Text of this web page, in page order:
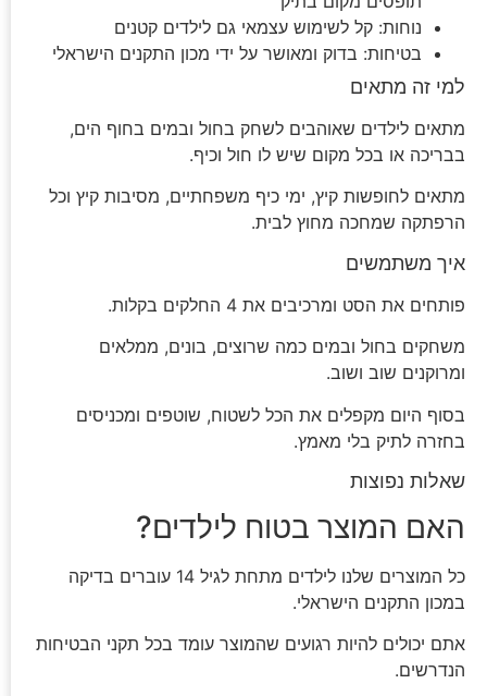
נוחות: קל לשימוש עצמאי גם לילדים קטנים
בטיחות: בדוק ומאושר על ידי מכון התקנים הישראלי
למי זה מתאים
מתאים לילדים שאוהבים לשחק בחול ובמים בחוף הים,
בבריכה או בכל מקום שיש לו חול וכיף.
מתאים לחופשות קיץ, ימי כיף משפחתיים, מסיבות קיץ וכל
הרפתקה שמחכה מחוץ לבית.
איך משתמשים
פותחים את הסט ומרכיבים את 4 החלקים בקלות.
משחקים בחול ובמים כמה שרוצים, בונים, ממלאים
ומרוקנים שוב ושוב.
בסוף היום מקפלים את הכל לשטוח, שוטפים ומכניסים
בחזרה לתיק בלי מאמץ.
שאלות נפוצות
האם המוצר בטוח לילדים?
כל המוצרים שלנו לילדים מתחת לגיל 14 עוברים בדיקה
במכון התקנים הישראלי.
אתם יכולים להיות רגועים שהמוצר עומד בכל תקני הבטיחות
הנדרשים.